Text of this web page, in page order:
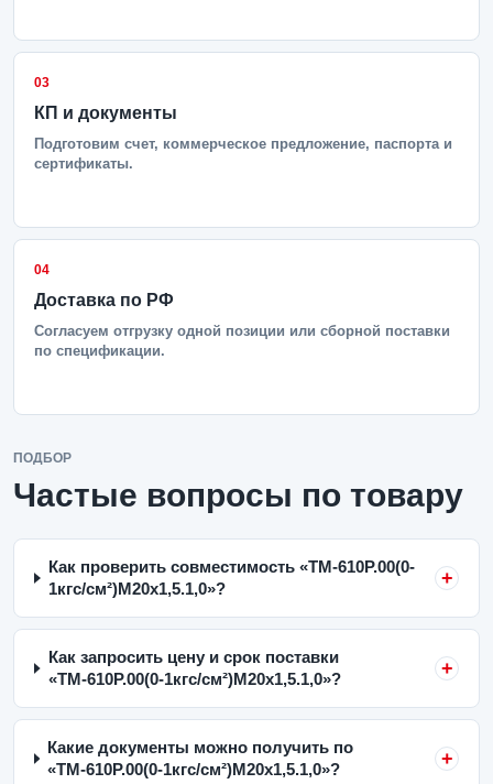
03
КП и документы
Подготовим счет, коммерческое предложение, паспорта и
сертификаты.
04
Доставка по РФ
Согласуем отгрузку одной позиции или сборной поставки
по спецификации.
ПОДБОР
Частые вопросы по товару
Как проверить совместимость «ТМ-610Р.00(0-
1кгс/см²)M20x1,5.1,0»?
Как запросить цену и срок поставки
«ТМ-610Р.00(0-1кгс/см²)M20x1,5.1,0»?
Какие документы можно получить по
«ТМ-610Р.00(0-1кгс/см²)M20x1,5.1,0»?